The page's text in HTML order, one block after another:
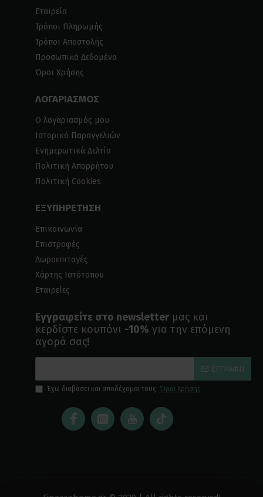
Εταιρεία
Τρόποι Πληρωμής
Τρόποι Αποστολής
Προσωπικά Δεδομένα
Όροι Χρήσης
ΛΟΓΑΡΙΑΣΜΟΣ
Ο λογαριασμός μου
Ιστορικό Παραγγελιών
Ενημερωτικά Δελτία
Πολιτική Απορρήτου
Πολιτική Cookies
ΕΞΥΠΗΡΕΤΗΣΗ
Επικοινωνία
Επιστροφές
Δωροεπιταγές
Χάρτης Ιστότοπου
Εταιρείες
Εγγραφείτε στο newsletter μας και
κερδίστε κουπόνι -10% για την επόμενη
αγορά σας!
ΕΓΓΡΑΦΉ
Έχω διαβάσει και αποδέχομαι τους Όροι Χρήσης